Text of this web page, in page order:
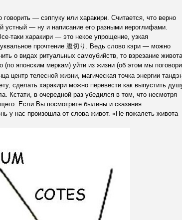
— сэппуку или харакири. Считается, что верно
устный — ну и написание его разными иероглифами.
таки харакири — это некое упрощение, узкая
прочтение 腹切り. Ведь слово кэри — можно
о видах ритуальных самоубийств, то взрезание живота
(по японским меркам) уйти из жизни (об этом мы
центр телесной жизни, магическая точка энергии
сделать харакири можно перевести как выпустить
Кстати, в очередной раз убедился в том, что несмотря
Если Вы посмотрите былины и сказания
у нас произошла от слова живот. «Не пожалеть живота